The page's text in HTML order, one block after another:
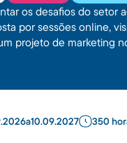
os desafios do setor
por sessões online,
projeto de marketing
.2026a10.09.2027 350